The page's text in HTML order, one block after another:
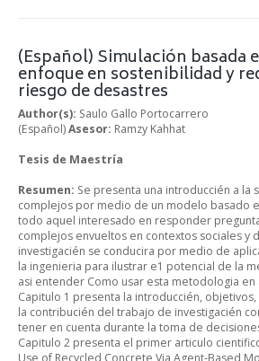
(Español) Simulación basada
enfoque en sostenibilidad y
riesgo de desastres
Author(s): Saulo Gallo Portocarrero
(Español)Asesor: Ramzy Kahhat
Tesis de Maestría
Resumen: Se presenta una introduccién a la
complejos por medio de un modelo basado
todo aquel interesado en responder
complejos envueltos en contextos sociales y
investigacién se conducira por medio de
la ingenieria para ilustrar e1 potencial de la
asi entender Como usar esta metodologia en
Capitulo 1 presenta la introduccién,
la contribucién del trabajo de investigacién
tener en cuenta durante la toma de
Capitulo 2 presenta el primer articulo
Use of Recycled Concrete Via Agent-Based